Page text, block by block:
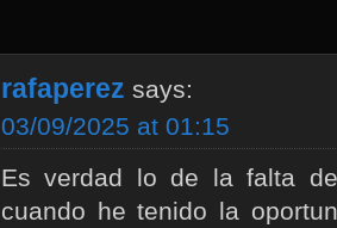
rafaperez says:
03/09/2025 at 01:15
Es verdad lo de la falta
cuando he tenido la